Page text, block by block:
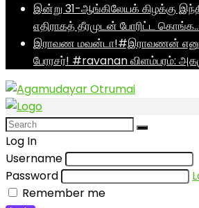
இன்று 31-ஆங்கிலேயக் கிழக்கு
எதிராகத் தீரமுடன் போரிட்ட கொங்க…
இராவண மவன்டா!#இராவணன்
பேரரசர்! #ravanan விளம்பரம்:
Log In
Username
Password
Remember me